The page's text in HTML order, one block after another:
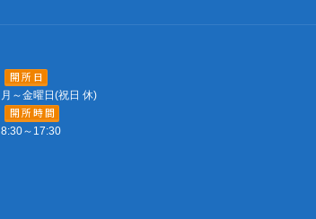
開 所 日
月～金曜日(祝日 休)
開 所 時 間
8:30～17:30